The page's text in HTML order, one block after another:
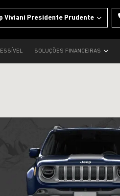
Viviani Presidente Prudente
SOLUÇÕES FINANCEIRAS